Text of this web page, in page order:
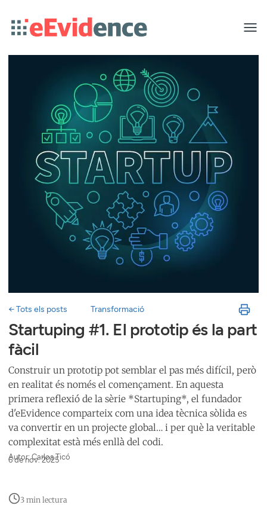
menu
← Tots els posts Transformació
Startuping #1. El prototip és la part
fàcil
Construir un prototip pot semblar el pas més difícil, però
en realitat és només el començament. En aquesta
primera reflexió de la sèrie *Startuping*, el fundador
d'eEvidence comparteix com una idea tècnica sòlida es
va convertir en un projecte global… i per què la veritable
complexitat està més enllà del codi.
Autor: Carlos Ticó
6 de nov. 2025
3 min lectura